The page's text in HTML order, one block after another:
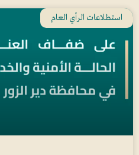
استطلاعات الرأي العام